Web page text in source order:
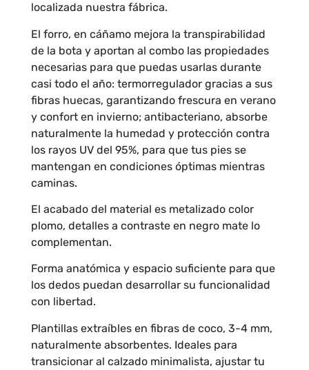
localizada nuestra fábrica.
El forro, en cáñamo mejora la transpirabilidad
de la bota y aportan al combo las propiedades
necesarias para que puedas usarlas durante
casi todo el año: termorregulador gracias a sus
fibras huecas, garantizando frescura en verano
y confort en invierno; antibacteriano, absorbe
naturalmente la humedad y protección contra
los rayos UV del 95%, para que tus pies se
mantengan en condiciones óptimas mientras
caminas.
El acabado del material es metalizado color
plomo, detalles a contraste en negro mate lo
complementan.
Forma anatómica y espacio suficiente para que
los dedos puedan desarrollar su funcionalidad
con libertad.
Plantillas extraíbles en fibras de coco, 3-4 mm,
naturalmente absorbentes. Ideales para
transicionar al calzado minimalista, ajustar tu